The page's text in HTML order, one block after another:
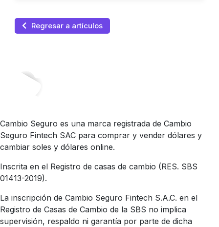
Regresar a artículos
Cambio Seguro es una marca registrada de Cambio
Seguro Fintech SAC para comprar y vender dólares y
cambiar soles y dólares online.
Inscrita en el Registro de casas de cambio (RES. SBS
01413-2019).
La inscripción de Cambio Seguro Fintech S.A.C. en el
Registro de Casas de Cambio de la SBS no implica
supervisión, respaldo ni garantía por parte de dicha